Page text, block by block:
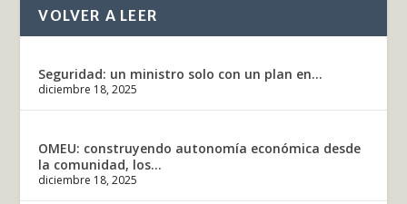
VOLVER A LEER
Seguridad: un ministro solo con un plan en...
diciembre 18, 2025
OMEU: construyendo autonomía económica desde
la comunidad, los...
diciembre 18, 2025